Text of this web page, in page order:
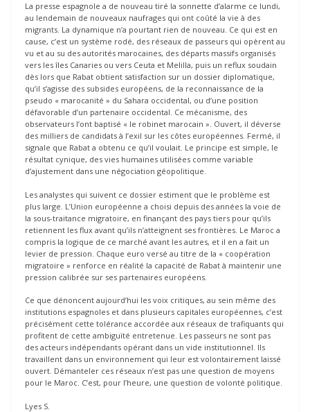
La presse espagnole a de nouveau tiré la sonnette d’alarme ce lundi,
au lendemain de nouveaux naufrages qui ont coûté la vie à des
migrants. La dynamique n’a pourtant rien de nouveau. Ce qui est en
cause, c’est un système rodé, des réseaux de passeurs qui opèrent au
vu et au su des autorités marocaines, des départs massifs organisés
vers les îles Canaries ou vers Ceuta et Melilla, puis un reflux soudain
dès lors que Rabat obtient satisfaction sur un dossier diplomatique,
qu’il s’agisse des subsides européens, de la reconnaissance de la
pseudo « marocanité » du Sahara occidental, ou d’une position
défavorable d’un partenaire occidental. Ce mécanisme, des
observateurs l’ont baptisé « le robinet marocain ». Ouvert, il déverse
des milliers de candidats à l’exil sur les côtes européennes. Fermé, il
signale que Rabat a obtenu ce qu’il voulait. Le principe est simple, le
résultat cynique, des vies humaines utilisées comme variable
d’ajustement dans une négociation géopolitique.
Les analystes qui suivent ce dossier estiment que le problème est
plus large. L’Union européenne a choisi depuis des années la voie de
la sous-traitance migratoire, en finançant des pays tiers pour qu’ils
retiennent les flux avant qu’ils n’atteignent ses frontières. Le Maroc a
compris la logique de ce marché avant les autres, et il en a fait un
levier de pression. Chaque euro versé au titre de la « coopération
migratoire » renforce en réalité la capacité de Rabat à maintenir une
pression calibrée sur ses partenaires européens.
Ce que dénoncent aujourd’hui les voix critiques, au sein même des
institutions espagnoles et dans plusieurs capitales européennes, c’est
précisément cette tolérance accordée aux réseaux de trafiquants qui
profitent de cette ambiguïté entretenue. Les passeurs ne sont pas
des acteurs indépendants opérant dans un vide institutionnel. Ils
travaillent dans un environnement qui leur est volontairement laissé
ouvert. Démanteler ces réseaux n’est pas une question de moyens
pour le Maroc. C’est, pour l’heure, une question de volonté politique.
Lyes S.